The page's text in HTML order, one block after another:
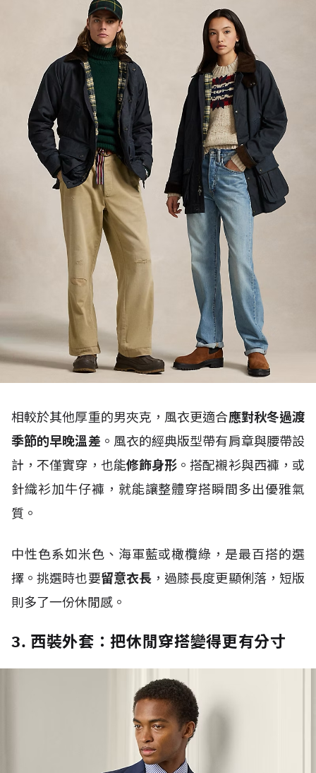
相較於其他厚重的男夾克，風衣更適合應對秋冬過渡
季節的早晚溫差 。風衣的經典版型帶有肩章與腰帶設
計，不僅實穿，也能修飾身形 。搭配襯衫與西褲，或
針織衫加牛仔褲，就能讓整體穿搭瞬間多出優雅氣
質。
中性色系如米色、海軍藍或橄欖綠，是最百搭的選
擇。挑選時也要留意衣長 ，過膝長度更顯俐落，短版
則多了一份休閒感。
3. 西裝外套：把休閒穿搭變得更有分寸